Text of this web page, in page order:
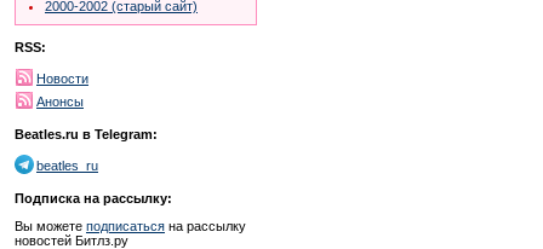
2000-2002 (старый сайт)
RSS:
Новости
Анонсы
Beatles.ru в Telegram:
beatles_ru
Подписка на рассылку:
Вы можете подписаться на рассылку
новостей Битлз.ру